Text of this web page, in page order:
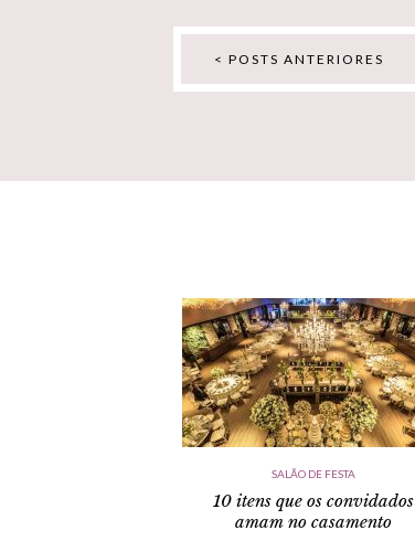
< POSTS ANTERIORES
SALÃO DE FESTA
10 itens que os convidados
amam no casamento